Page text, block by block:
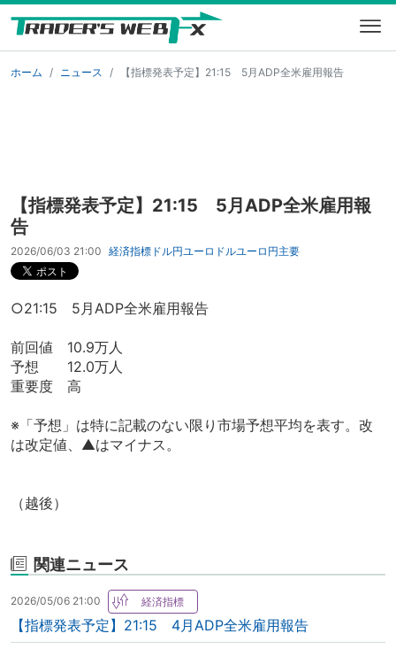
ホーム ニュース 【指標発表予定】21:15 5月ADP全米雇用報告
【指標発表予定】21:15 5月ADP全米雇用報
告
2026/06/03 21:00 経済指標 ドル円ユーロドルユーロ円主要
○21:15 5月ADP全米雇用報告
前回値 10.9万人
予想 12.0万人
重要度 高
※「予想」は特に記載のない限り市場予想平均を表す。改
は改定値、▲はマイナス。
（越後）
関連ニュース
2026/05/06 21:00
【指標発表予定】21:15 4月ADP全米雇用報告